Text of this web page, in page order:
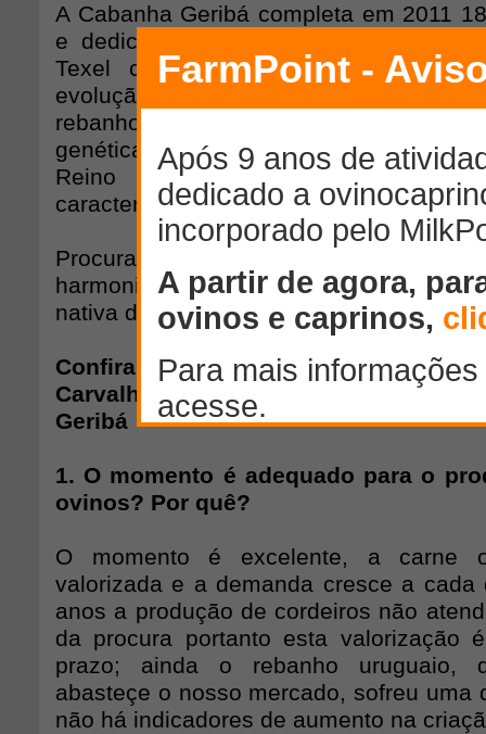
A Cabanha Geribá completa em 2011
e dedicação pela raça Texel. Desde
Texel criteriosamente cumprimos
evolução, chegando ao PO com
rebanho Geribá. Buscando
genética, a Geribá participou da
Reino Unido (Escócia)
características de pureza racial
Procuramos sempre uma
harmonia com a natureza,
nativa da região.
Confira a entrevista realizada
Carvalho Neves da Fontoura,
Geribá
1. O momento é adequado para o
ovinos? Por quê?
O momento é excelente, a carne
valorizada e a demanda cresce a cada
anos a produção de cordeiros não
da procura portanto esta valorização
prazo; ainda o rebanho uruguaio,
abasteçe o nosso mercado, sofreu uma
não há indicadores de aumento na